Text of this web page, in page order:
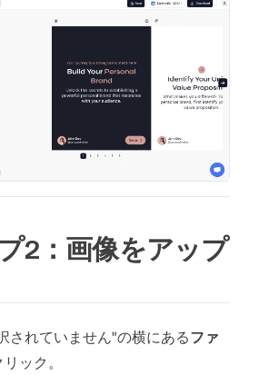
2：画像をアップ
されていません"の横にあるファ
ック。